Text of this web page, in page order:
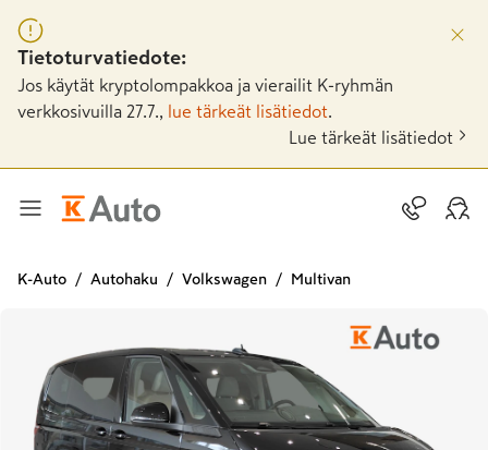
Tietoturvatiedote:
Jos käytät kryptolompakkoa ja vierailit K-ryhmän
verkkosivuilla 27.7.,
lue tärkeät lisätiedot
Lue tärkeät lisätiedot
K-Auto Autohaku Volkswagen Multivan